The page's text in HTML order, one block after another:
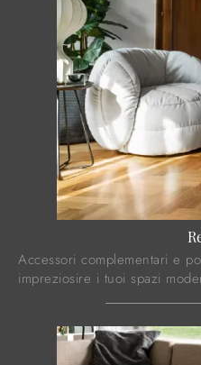
Accessori complementari e
impreziosire i tuoi spazi